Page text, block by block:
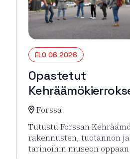
ELO 06 2026
Opastetut
Forssa
Tutustu Forssan
rakennusten, tuotannon
tarinoihin museon